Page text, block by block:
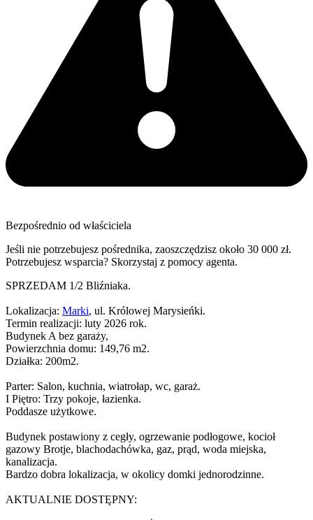
Bezpośrednio od właściciela
Jeśli nie potrzebujesz pośrednika, zaoszczędzisz około 30 000 zł.
Potrzebujesz wsparcia? Skorzystaj z pomocy agenta.
SPRZEDAM 1/2 Bliźniaka.
Lokalizacja: Marki, ul. Królowej Marysieńki.
Termin realizacji: luty 2026 rok.
Budynek A bez garaży,
Powierzchnia domu: 149,76 m2.
Działka: 200m2.
Parter: Salon, kuchnia, wiatrołap, wc, garaż.
I Piętro: Trzy pokoje, łazienka.
Poddasze użytkowe.
Budynek postawiony z cegły, ogrzewanie podłogowe, kocioł
gazowy Brotje, blachodachówka, gaz, prąd, woda miejska,
kanalizacja.
Bardzo dobra lokalizacja, w okolicy domki jednorodzinne.
AKTUALNIE DOSTĘPNY: